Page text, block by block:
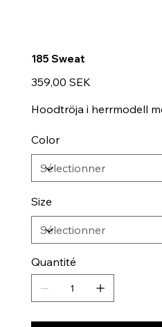
185 Sweat
Prix
359,00 SEK
Hoodtröja i herrmodell
Color
Size
Quantité